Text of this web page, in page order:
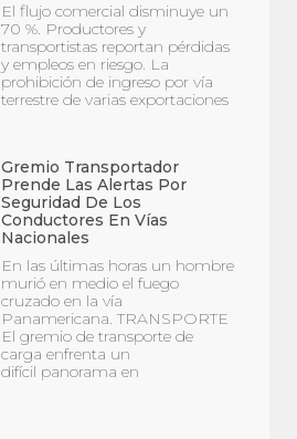
El flujo comercial disminuye un
70 %. Productores y
transportistas reportan pérdidas
y empleos en riesgo. La
prohibición de ingreso por vía
terrestre de varias exportaciones
Gremio Transportador
Prende Las Alertas Por
Seguridad De Los
Conductores En Vías
Nacionales
En las últimas horas un hombre
murió en medio el fuego
cruzado en la vía
Panamericana. TRANSPORTE
El gremio de transporte de
carga enfrenta un
difícil panorama en